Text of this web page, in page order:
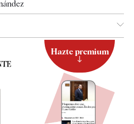
Hazte premium